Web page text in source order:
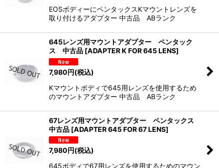
EOSボディーにペンタックスKマウントレンズを
取り付けるアダプター 中古品 ABランク
645レンズ用マウントアダプター ペンタック
ス 中古品 [ADAPTER K FOR 645 LENS]
7,980円(税込)
Kマウントボディで645用レンズを使用するため
のマウントアダプター 中古品 ABランク
67レンズ用マウントアダプター ペンタックス
中古品 [ADAPTER 645 FOR 67 LENS]
7,980円(税込)
645ボディで67用レンズを使用するためのマウン